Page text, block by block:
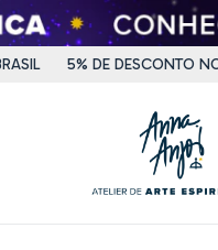
5% DE DESCONTO NO PIX